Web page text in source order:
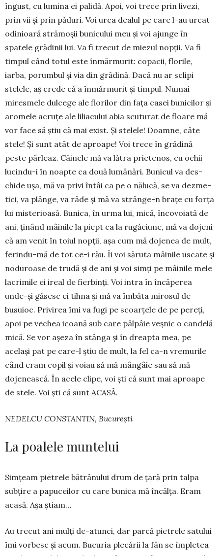
îngust, cu lumina ei palidă. Apoi, voi trece prin livezi,
prin vii și prin pă­duri. Voi urca dealul pe care l-au urcat
odinioară strămoșii bunicului meu și voi ajunge în
spatele grădi­nii lui. Va fi trecut de mie­zul nopții. Va fi
timpul când to­tul este înmărmurit: co­pacii, florile,
iarba, porum­bul și via din grădină. Dacă nu ar sclipi
stelele, aș crede că a înmărmurit și tim­pul. Numai
miresmele dulcege ale florilor din fața casei bunicilor și
aromele acruțe ale liliacului abia scuturat de floare mă
vor face să știu că mai exist. Și stelele! Doamne, câte
stele! Și sunt atât de aproa­pe! Voi trece în grădină
peste pârleaz. Câinele mă va lătra prietenos, cu ochii
lucindu-i în noapte ca două lumânări. Bunicul va des­
chide ușa, mă va privi întâi ca pe o nălucă, se va dez­me­
tici, va plânge, va râde și mă va strânge-n brațe cu forța
lui misterioasă. Bu­nica, în urma lui, mică, înco­voiată de
ani, ținând mâinile la piept ca la rugăciune, mă va dojeni
că am venit în toiul nopții, așa cum mă dojenea de mult,
ferindu-mă de tot ce-i rău. Îi voi săruta mâinile uscate și
noduroase de trudă și de ani și voi simți pe mâinile mele
lacrimile ei ireal de fier­binți. Voi intra în încă­pe­rea
unde-și găsesc ei tihna și mă va îmbăta mirosul de
busuioc. Privirea îmi va fugi pe scoarțele de pe pereți,
apoi pe vechea icoană sub care pâlpâie veșnic o candelă
mică. Se vor așeza în stânga și în dreapta mea, pe
același pat pe care-l știu de mult, la fel ca-n vremu­rile
când eram copil și voiau să mă mângâie sau să mă
dojenească. În acele clipe, voi ști că sunt mai aproa­pe
de stele. Voi ști că sunt ACASĂ.
NEDELCU CONSTANTIN, București
La poalele muntelui
Simțeam pietrele bătrânului drum de țară prin talpa
subțire a pa­puceilor cu care bunica mă în­călța. Eram
acasă. Așa știam…
Au trecut ani mulți de-atunci, dar parcă pietrele satului
îmi vorbesc și acum. Bucuria plecării la fân se împletea